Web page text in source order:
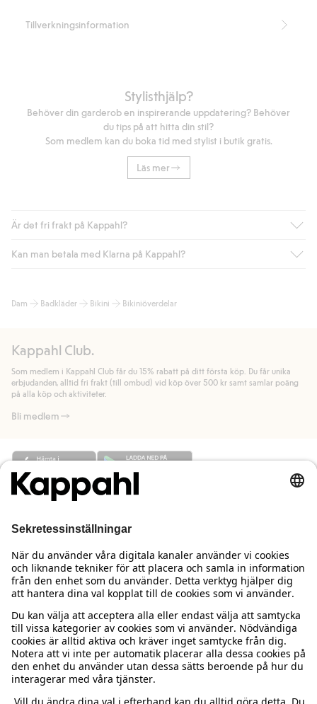
Tillverkningsinformation
Stylisthjälp?
Behöver din garderob en inspirerande uppdatering? Behöver
du tips på att hitta din stil?
Som medlem kan du boka tid med stylist i butik gratis.
Läs mer
Är det fri frakt på Kappahl?
Är du medlem i Kappahl Club har du alltid gratis frakt till butik
automatik efter du loggat in och identifierats som medlem.
handlar för.
Läs mer
Kan man betala med Klarna på Kappahl?
bland annat faktura och swish men även andra betalningssätt.
allmänna villkor.
Läs mer
Dam Badkläder Bikini Bikiniöverdelar
Kappahl Club.
Som medlem i Kappahl Club får du 15% rabatt på ditt första köp. Du får unika
erbjudanden, alltid fri frakt (till ombud) vid köp över 500 kr samt samlar poäng
på alla köp och aktiviteter.
Bli medlem
Behöver du hjälp?
Kundservice
Vanliga frågor
Beställning & retur
Kontakta oss
Kappahl Club
Logga in
Kappahl Club
Medlemsvillkor
Om oss
Om Kappahl Group
Villkor & policy
Köpvillkor Sverige
Mer från oss